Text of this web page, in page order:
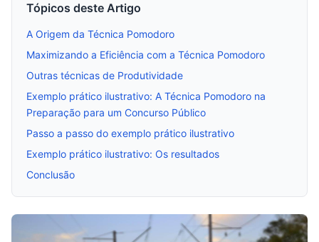
Tópicos deste Artigo
A Origem da Técnica Pomodoro
Maximizando a Eficiência com a Técnica Pomodoro
Outras técnicas de Produtividade
Exemplo prático ilustrativo: A Técnica Pomodoro na
Preparação para um Concurso Público
Passo a passo do exemplo prático ilustrativo
Exemplo prático ilustrativo: Os resultados
Conclusão